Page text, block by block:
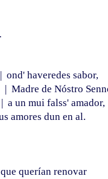
| ond' haveredes sabor,
| Madre de Nóstro
| a un mui falss' amador,
amores dun en al.
que querían renovar